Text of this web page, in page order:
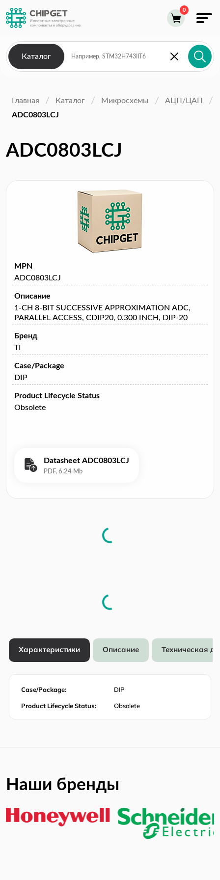
Каталог
Главная Каталог Микросхемы
АЦП/ЦАП
ADC0803LCJ
ADC0803LCJ
MPN
ADC0803LCJ
Описание
1-CH 8-BIT SUCCESSIVE APPROXIMATION ADC,
PARALLEL ACCESS, CDIP20, 0.300 INCH, DIP-20
Бренд
TI
Case/Package
DIP
Product Lifecycle Status
Obsolete
Datasheet ADC0803LCJ
Характеристики Описание Техническая
Case/Package: DIP
Product Lifecycle Status: Obsolete
Наши бренды